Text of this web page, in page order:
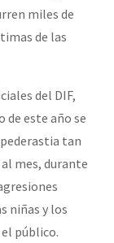
miles de
de las
del DIF,
de este año se
tan
mes, durante
niñas y los
público.